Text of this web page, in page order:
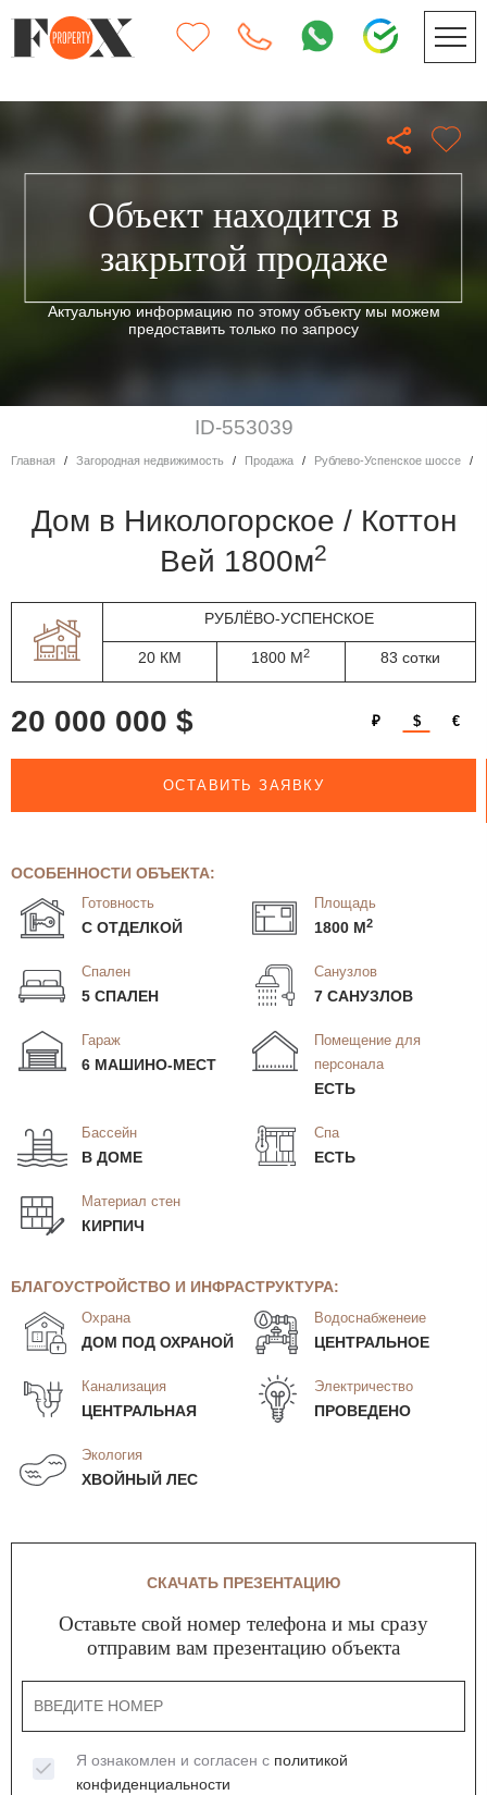
Объект находится в
закрытой продаже
Актуальную информацию по этому объекту мы можем
предоставить только по запросу
ID-553039
Главная Загородная недвижимость Продажа Рублево-Успенское шоссе
дом в Никологорское / Коттон
Вей 1800м2
РУБЛЁВО-УСПЕНСКОЕ
20 КМ 1800 М2 83 сотки
20 000 000 $ ₽ $ €
ОСТАВИТЬ ЗАЯВКУ
ОСОБЕННОСТИ ОБЪЕКТА:
Готовность
С ОТДЕЛКОЙ
Площадь
1800 М2
Спален
5 СПАЛЕН
Санузлов
7 САНУЗЛОВ
Гараж
6 МАШИНО-МЕСТ
Помещение для
персонала
ЕСТЬ
Бассейн
В ДОМЕ
Спа
ЕСТЬ
Материал стен
КИРПИЧ
БЛАГОУСТРОЙСТВО И ИНФРАСТРУКТУРА:
Охрана
ДОМ ПОД ОХРАНОЙ
Водоснабженеие
ЦЕНТРАЛЬНОЕ
Канализация
ЦЕНТРАЛЬНАЯ
Электричество
ПРОВЕДЕНО
Экология
ХВОЙНЫЙ ЛЕС
СКАЧАТЬ ПРЕЗЕНТАЦИЮ
Оставьте свой номер телефона и мы сразу
отправим вам презентацию объекта
Я ознакомлен и согласен с политикой
конфиденциальности